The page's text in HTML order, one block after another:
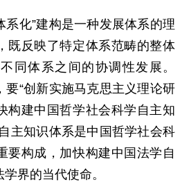
系化”建构是一种发展体系的理
既反映了特定体系范畴的整体
同体系之间的协调性发展。
要“创新实施马克思主义理论研
构建中国哲学社会科学自主知
主知识体系是中国哲学社会科
要构成，加快构建中国法学自
界的当代使命。